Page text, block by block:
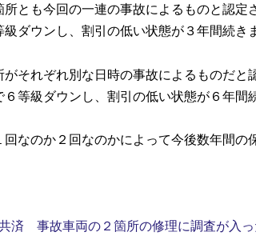
所とも今回の一連の事故によるものと認定
級ダウンし、割引の低い状態が３年間続き
がそれぞれ別な日時の事故によるものだと
等級ダウンし、割引の低い状態が６年間
回なのか２回なのかによって今後数年間の
済 事故車両の２箇所の修理に調査が入